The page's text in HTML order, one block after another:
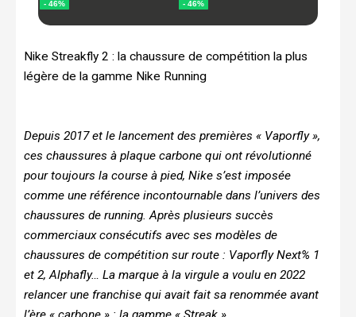
Nike Streakfly 2 : la chaussure de compétition la plus
légère de la gamme Nike Running
Depuis 2017 et le lancement des premières « Vaporfly »,
ces chaussures à plaque carbone qui ont révolutionné
pour toujours la course à pied, Nike s’est imposée
comme une référence incontournable dans l’univers des
chaussures de running. Après plusieurs succès
commerciaux consécutifs avec ses modèles de
chaussures de compétition sur route : Vaporfly Next% 1
et 2, Alphafly… La marque à la virgule a voulu en 2022
relancer une franchise qui avait fait sa renommée avant